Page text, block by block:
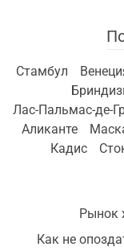
Стамбул
Лас-Пальмас-де-
Аликанте
Кадис
Рынок
Как не